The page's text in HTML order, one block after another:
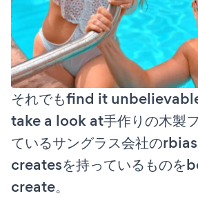
それでもfind it unbelievable
take a look at手作りの木製
ているサングラス会社の
createsを持っているものを
create。